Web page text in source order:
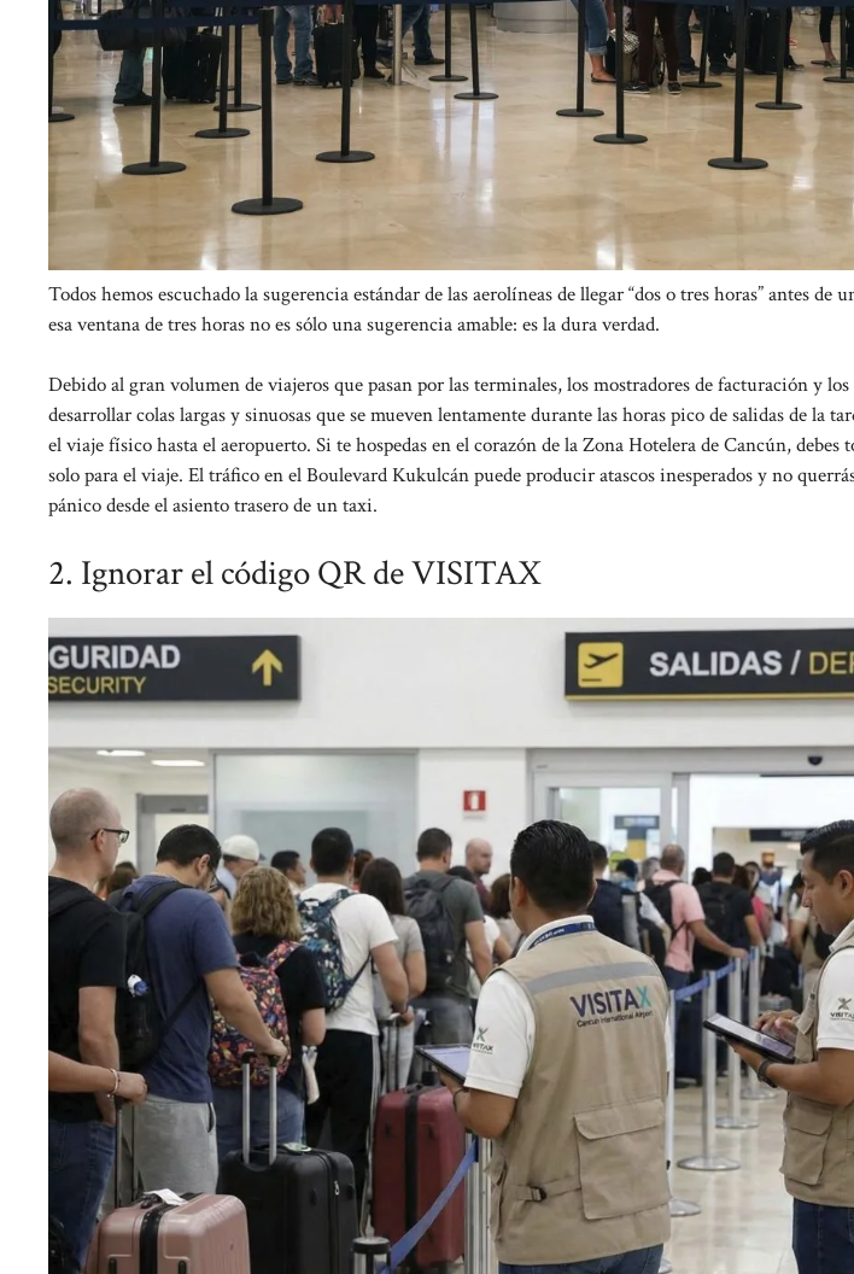
Todos hemos escuchado la sugerencia estándar de las aerolíneas de llegar “dos o tres horas” antes
esa ventana de tres horas no es sólo una sugerencia amable: es la dura verdad.
Debido al gran volumen de viajeros que pasan por las terminales, los mostradores de facturación y
desarrollar colas largas y sinuosas que se mueven lentamente durante las horas pico de salidas de la
el viaje físico hasta el aeropuerto. Si te hospedas en el corazón de la Zona Hotelera de Cancún,
solo para el viaje. El tráfico en el Boulevard Kukulcán puede producir atascos inesperados y no
pánico desde el asiento trasero de un taxi.
2. Ignorar el código QR de VISITAX